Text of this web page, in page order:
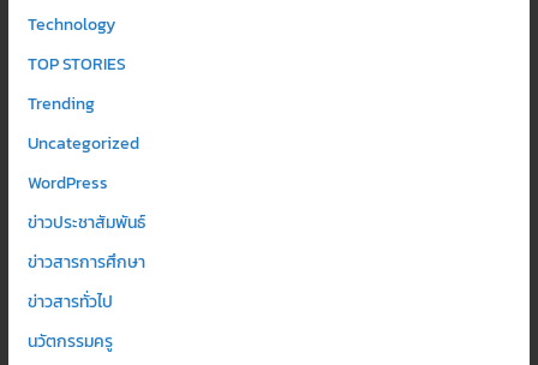
Technology
TOP STORIES
Trending
Uncategorized
WordPress
ข่าวประชาสัมพันธ์
ข่าวสารการศึกษา
ข่าวสารทั่วไป
นวัตกรรมครู